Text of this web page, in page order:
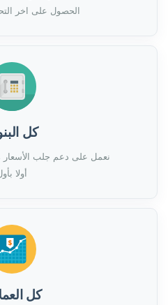
الحصول على اخر
كل
نعمل على دعم جلب الأسعار
أولا
كل